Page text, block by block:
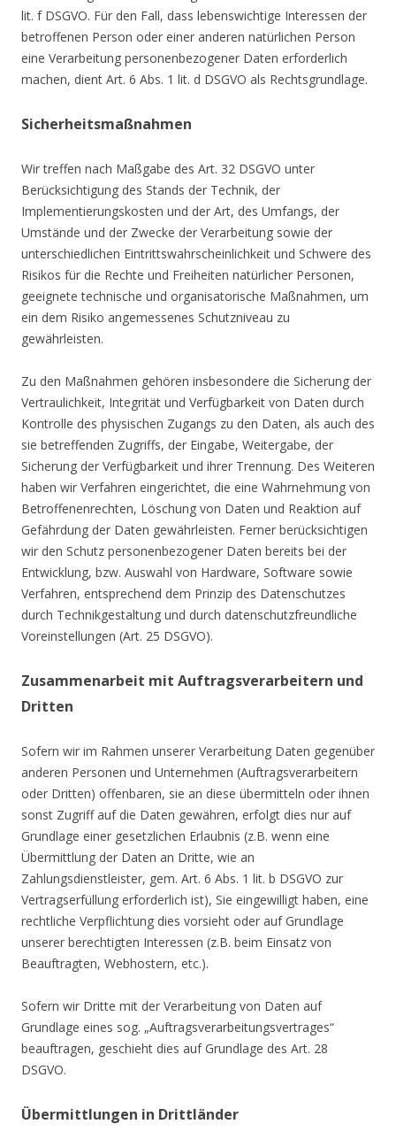
lit. f DSGVO. Für den Fall, dass lebenswichtige Interessen der
betroffenen Person oder einer anderen natürlichen Person
eine Verarbeitung personenbezogener Daten erforderlich
machen, dient Art. 6 Abs. 1 lit. d DSGVO als Rechtsgrundlage.
Sicherheitsmaßnahmen
Wir treffen nach Maßgabe des Art. 32 DSGVO unter
Berücksichtigung des Stands der Technik, der
Implementierungskosten und der Art, des Umfangs, der
Umstände und der Zwecke der Verarbeitung sowie der
unterschiedlichen Eintrittswahrscheinlichkeit und Schwere des
Risikos für die Rechte und Freiheiten natürlicher Personen,
geeignete technische und organisatorische Maßnahmen, um
ein dem Risiko angemessenes Schutzniveau zu
gewährleisten.
Zu den Maßnahmen gehören insbesondere die Sicherung der
Vertraulichkeit, Integrität und Verfügbarkeit von Daten durch
Kontrolle des physischen Zugangs zu den Daten, als auch des
sie betreffenden Zugriffs, der Eingabe, Weitergabe, der
Sicherung der Verfügbarkeit und ihrer Trennung. Des Weiteren
haben wir Verfahren eingerichtet, die eine Wahrnehmung von
Betroffenenrechten, Löschung von Daten und Reaktion auf
Gefährdung der Daten gewährleisten. Ferner berücksichtigen
wir den Schutz personenbezogener Daten bereits bei der
Entwicklung, bzw. Auswahl von Hardware, Software sowie
Verfahren, entsprechend dem Prinzip des Datenschutzes
durch Technikgestaltung und durch datenschutzfreundliche
Voreinstellungen (Art. 25 DSGVO).
Zusammenarbeit mit Auftragsverarbeitern und
Dritten
Sofern wir im Rahmen unserer Verarbeitung Daten gegenüber
anderen Personen und Unternehmen (Auftragsverarbeitern
oder Dritten) offenbaren, sie an diese übermitteln oder ihnen
sonst Zugriff auf die Daten gewähren, erfolgt dies nur auf
Grundlage einer gesetzlichen Erlaubnis (z.B. wenn eine
Übermittlung der Daten an Dritte, wie an
Zahlungsdienstleister, gem. Art. 6 Abs. 1 lit. b DSGVO zur
Vertragserfüllung erforderlich ist), Sie eingewilligt haben, eine
rechtliche Verpflichtung dies vorsieht oder auf Grundlage
unserer berechtigten Interessen (z.B. beim Einsatz von
Beauftragten, Webhostern, etc.).
Sofern wir Dritte mit der Verarbeitung von Daten auf
Grundlage eines sog. „Auftragsverarbeitungsvertrages“
beauftragen, geschieht dies auf Grundlage des Art. 28
DSGVO.
Übermittlungen in Drittländer